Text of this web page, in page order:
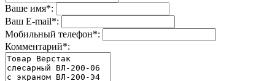
Ваше имя*:
Ваш E-mail*:
Мобильный телефон*:
Комментарий*: